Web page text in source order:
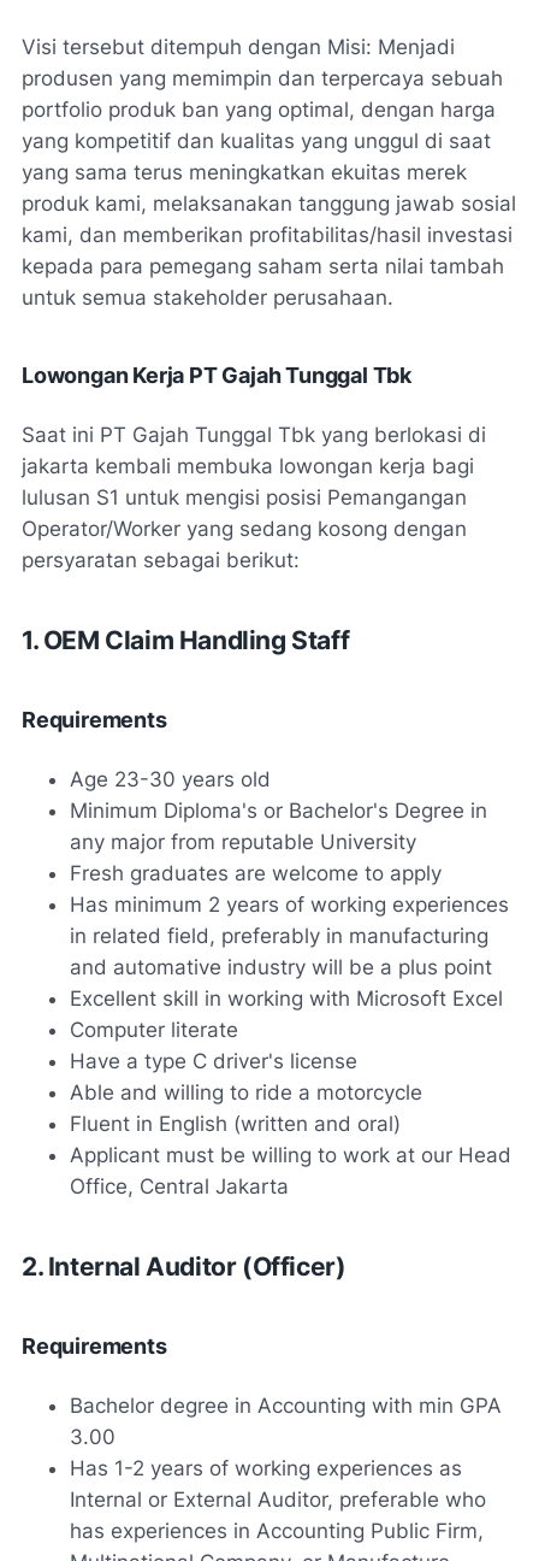
Visi tersebut ditempuh dengan Misi: Menjadi
produsen yang memimpin dan terpercaya sebuah
portfolio produk ban yang optimal, dengan harga
yang kompetitif dan kualitas yang unggul di saat
yang sama terus meningkatkan ekuitas merek
produk kami, melaksanakan tanggung jawab sosial
kami, dan memberikan profitabilitas/hasil investasi
kepada para pemegang saham serta nilai tambah
untuk semua stakeholder perusahaan.
Lowongan Kerja PT Gajah Tunggal Tbk
Saat ini PT Gajah Tunggal Tbk yang berlokasi di
jakarta kembali membuka lowongan kerja bagi
lulusan S1 untuk mengisi posisi Pemangangan
Operator/Worker yang sedang kosong dengan
persyaratan sebagai berikut:
1. OEM Claim Handling Staff
Requirements
Age 23-30 years old
Minimum Diploma's or Bachelor's Degree in
any major from reputable University
Fresh graduates are welcome to apply
Has minimum 2 years of working experiences
in related field, preferably in manufacturing
and automative industry will be a plus point
Excellent skill in working with Microsoft Excel
Computer literate
Have a type C driver's license
Able and willing to ride a motorcycle
Fluent in English (written and oral)
Applicant must be willing to work at our Head
Office, Central Jakarta
2. Internal Auditor (Officer)
Requirements
Bachelor degree in Accounting with min GPA
3.00
Has 1-2 years of working experiences as
Internal or External Auditor, preferable who
has experiences in Accounting Public Firm,